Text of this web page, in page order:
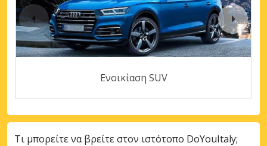
Ενοικίαση SUV
Τι μπορείτε να βρείτε στον ιστότοπο DoYouItaly;